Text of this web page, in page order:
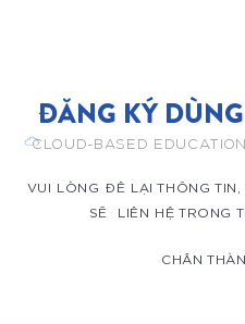
ĐĂNG KÝ
CLOUD-BASED
VUI LÒNG ĐÊ LẠI THÔNG TIN,
SẼ LIÊN HỆ TRONG
CHÂN